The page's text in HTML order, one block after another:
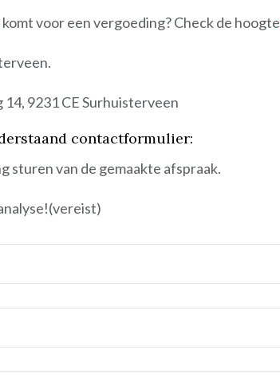
voor een vergoeding? Check de hoogte
9231 CE Surhuisterveen
contactformulier:
sturen van de gemaakte afspraak.
(vereist)